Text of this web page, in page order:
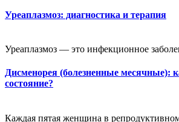
Уреаплазмоз: диагностика и терапия
Уреаплазмоз — это инфекционное
Дисменорея (болезненные месячные):
состояние?
Каждая пятая женщина в репродуктивном